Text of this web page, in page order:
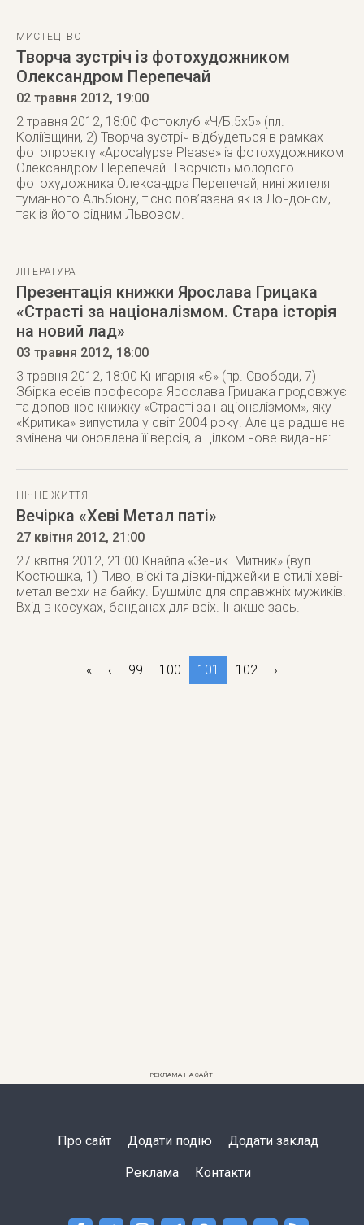
МИСТЕЦТВО
Творча зустріч із фотохудожником
Олександром Перепечай
02 травня 2012, 19:00
2 травня 2012, 18:00 Фотоклуб «Ч/Б.5х5» (пл.
Коліївщини, 2) Творча зустріч відбудеться в рамках
фотопроекту «Apocalypse Please» із фотохудожником
Олександром Перепечай. Творчість молодого
фотохудожника Олександра Перепечай, нині жителя
туманного Альбіону, тісно пов’язана як із Лондоном,
так із його рідним Львовом.
ЛІТЕРАТУРА
Презентація книжки Ярослава Грицака
«Страсті за націоналізмом. Стара історія
на новий лад»
03 травня 2012, 18:00
3 травня 2012, 18:00 Книгарня «Є» (пр. Свободи, 7)
Збірка есеїв професора Ярослава Грицака продовжує
та доповнює книжку «Страсті за націоналізмом», яку
«Критика» випустила у світ 2004 року. Але це радше не
змінена чи оновлена її версія, а цілком нове видання:
НІЧНЕ ЖИТТЯ
Вечірка «Хеві Метал паті»
27 квітня 2012, 21:00
27 квітня 2012, 21:00 Кнайпа «Зеник. Митник» (вул.
Костюшка, 1) Пиво, віскі та дівки-піджейки в стилі хеві-
метал верхи на байку. Бушмілс для справжніх мужиків.
Вхід в косухах, банданах для всіх. Інакше зась.
« ‹ 99 100 101 102 ›
РЕКЛАМА НА САЙТІ
Про сайт Додати подію Додати заклад
Реклама Контакти